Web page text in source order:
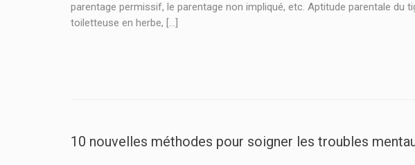
parentage permissif, le parentage non impliqué, etc. Aptitude parentale
toiletteuse en herbe, […]
10 nouvelles méthodes pour soigner les troubles